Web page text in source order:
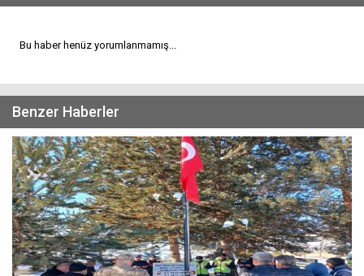
Bu haber henüz yorumlanmamış...
Benzer Haberler